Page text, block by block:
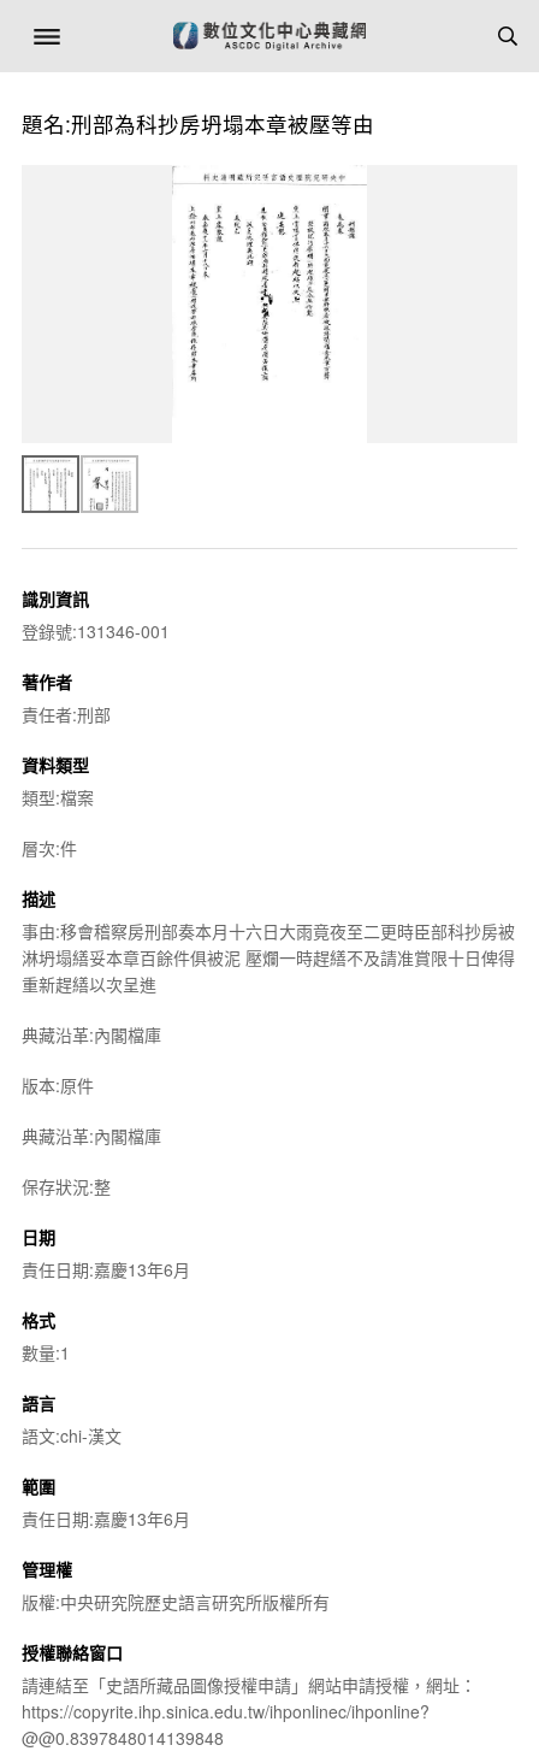
題名:刑部為科抄房坍塌本章被壓等由
識別資訊
登錄號:131346-001
著作者
責任者:刑部
資料類型
類型:檔案
層次:件
描述
事由:移會稽察房刑部奏本月十六日大雨竟夜至二更時臣部科抄房被
淋坍塌繕妥本章百餘件俱被泥 壓爛一時趕繕不及請准賞限十日俾得
重新趕繕以次呈進
典藏沿革:內閣檔庫
版本:原件
典藏沿革:內閣檔庫
保存狀況:整
日期
責任日期:嘉慶13年6月
格式
數量:1
語言
語文:chi-漢文
範圍
責任日期:嘉慶13年6月
管理權
版權:中央研究院歷史語言研究所版權所有
授權聯絡窗口
請連結至「史語所藏品圖像授權申請」網站申請授權，網址：
https://copyrite.ihp.sinica.edu.tw/ihponlinec/ihponline?
@@0.8397848014139848